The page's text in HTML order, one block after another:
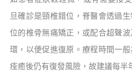
旦確診是頸椎錯位，脊醫會透過
位的椎骨無痛矯正，或配合超聲
環，以便促進復原。療程時間一
痊癒後仍有復發風險，故建議每半